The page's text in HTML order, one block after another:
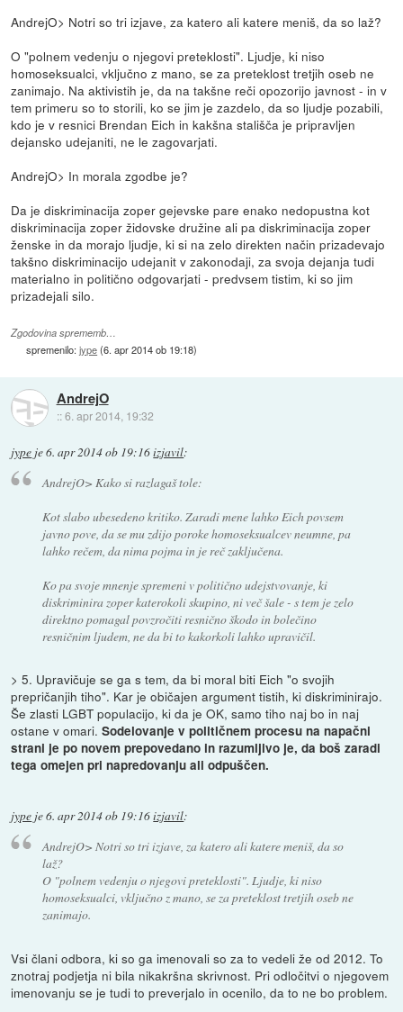
AndrejO> Notri so tri izjave, za katero ali katere meniš, da so laž?
O "polnem vedenju o njegovi preteklosti". Ljudje, ki niso
homoseksualci, vključno z mano, se za preteklost tretjih oseb ne
zanimajo. Na aktivistih je, da na takšne reči opozorijo javnost - in v
tem primeru so to storili, ko se jim je zazdelo, da so ljudje pozabili,
kdo je v resnici Brendan Eich in kakšna stališča je pripravljen
dejansko udejaniti, ne le zagovarjati.
AndrejO> In morala zgodbe je?
Da je diskriminacija zoper gejevske pare enako nedopustna kot
diskriminacija zoper židovske družine ali pa diskriminacija zoper
ženske in da morajo ljudje, ki si na zelo direkten način prizadevajo
takšno diskriminacijo udejanit v zakonodaji, za svoja dejanja tudi
materialno in politično odgovarjati - predvsem tistim, ki so jim
prizadejali silo.
Zgodovina sprememb…
spremenilo:jype(6. apr 2014 ob 19:18)
AndrejO
::6. apr 2014, 19:32
jype je6. apr 2014 ob 19:16izjavil:
AndrejO> Kako si razlagaš tole:
Kot slabo ubesedeno kritiko. Zaradi mene lahko Eich povsem
javno pove, da se mu zdijo poroke homoseksualcev neumne, pa
lahko rečem, da nima pojma in je reč zaključena.
Ko pa svoje mnenje spremeni v politično udejstvovanje, ki
diskriminira zoper katerokoli skupino, ni več šale - s tem je zelo
direktno pomagal povzročiti resnično škodo in bolečino
resničnim ljudem, ne da bi to kakorkoli lahko upravičil.
> 5. Upravičuje se ga s tem, da bi moral biti Eich "o svojih
prepričanjih tiho". Kar je običajen argument tistih, ki diskriminirajo.
Še zlasti LGBT populacijo, ki da je OK, samo tiho naj bo in naj
ostane v omari.Sodelovanje v političnem procesu na napačni
strani je po novem prepovedano in razumljivo je, da boš zaradi
tega omejen pri napredovanju ali odpuščen.
jype je6. apr 2014 ob 19:16izjavil:
AndrejO> Notri so tri izjave, za katero ali katere meniš, da so
laž?
O "polnem vedenju o njegovi preteklosti". Ljudje, ki niso
homoseksualci, vključno z mano, se za preteklost tretjih oseb ne
zanimajo.
Vsi člani odbora, ki so ga imenovali so za to vedeli že od 2012. To
znotraj podjetja ni bila nikakršna skrivnost. Pri odločitvi o njegovem
imenovanju se je tudi to preverjalo in ocenilo, da to ne bo problem.